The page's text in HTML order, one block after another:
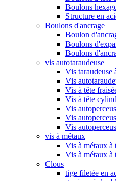
Boulons
Structure en
Boulons d'ancrage
Boulon
Boulons
Boulons
vis autotaraudeuse
Vis taraudeuse
Vis
Vis à tête
Vis à tête
Vis
Vis
Vis
vis à métaux
Vis à métaux à
Vis à métaux à
Clous
tige filetée en